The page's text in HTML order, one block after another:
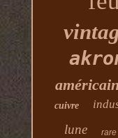
américain
cuivre
lune rare